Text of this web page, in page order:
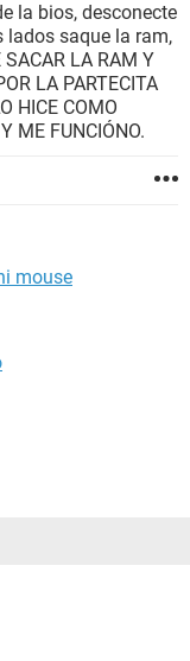
la bios, desconecte
lados saque la ram,
LA RAM Y
LA PARTECITA
HICE COMO
ME FUNCIÓNO.
mouse